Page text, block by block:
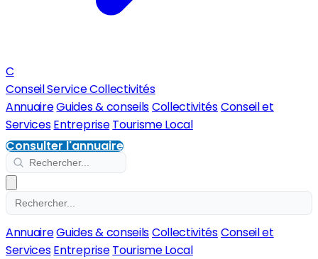
C
Conseil Service Collectivités
AnnuaireGuides & conseilsCollectivitésConseil et
ServicesEntreprise Tourisme Local
Consulter l'annuaire
AnnuaireGuides & conseilsCollectivitésConseil et
ServicesEntreprise Tourisme Local